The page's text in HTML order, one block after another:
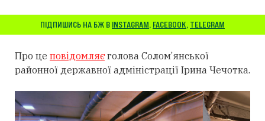
ПІДПИШИСЬ НА БЖ В INSTAGRAM, FACEBOOK, TELEGRAM
Про це повідомляєголова Солом’янської
районної державної адміністрації Ірина Чечотка.